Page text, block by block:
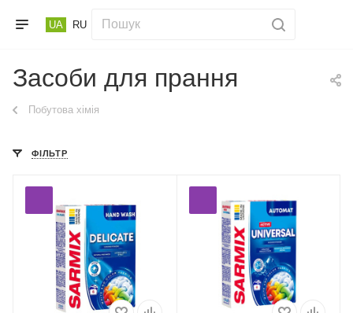
UA RU
Засоби для прання
Побутова хімія
ФІЛЬТР